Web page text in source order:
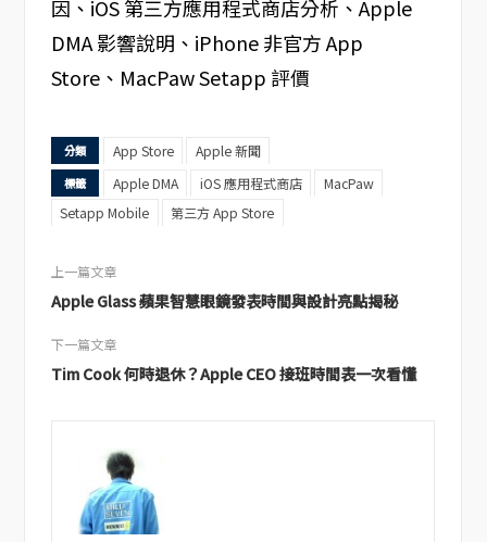
因、iOS 第三方應用程式商店分析、Apple
DMA 影響說明、iPhone 非官方 App
Store、MacPaw Setapp 評價
分類 App Store Apple 新聞
標籤 Apple DMA iOS 應用程式商店
MacPaw
Setapp Mobile
第三方 App Store
上一篇文章
Apple Glass 蘋果智慧眼鏡發表時間與設計亮點揭秘
下一篇文章
Tim Cook 何時退休？Apple CEO 接班時間表一次看懂